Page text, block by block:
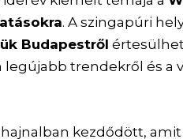
. A szingapúri
Budapestről
legújabb trendekről és a
kezdődött,